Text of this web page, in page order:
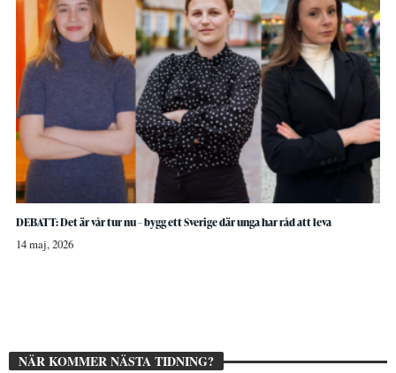
DEBATT: Det är vår tur nu – bygg ett Sverige där unga har råd att leva
14 maj, 2026
NÄR KOMMER NÄSTA TIDNING?